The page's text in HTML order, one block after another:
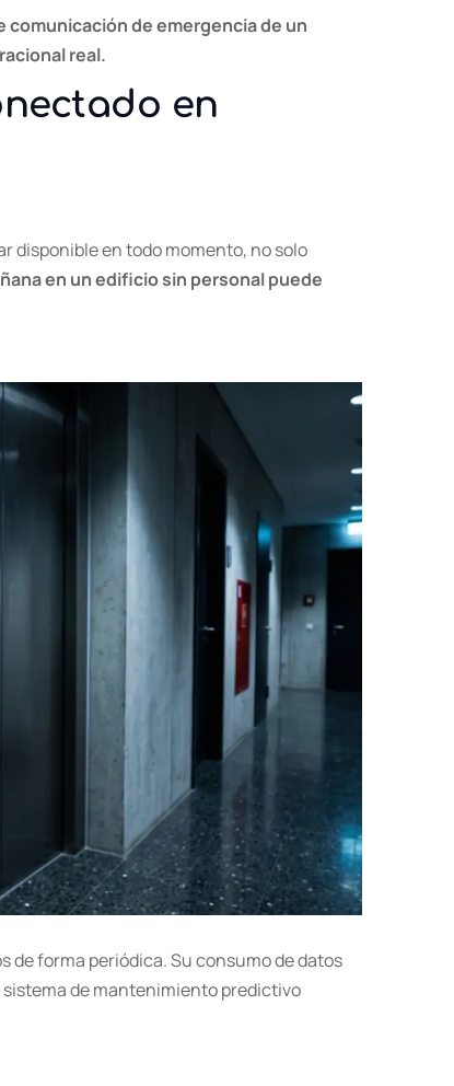
de emergencia de un
real.
en
disponible en todo momento, no solo
en un edificio sin personal puede
de forma periódica. Su consumo de datos
de mantenimiento predictivo